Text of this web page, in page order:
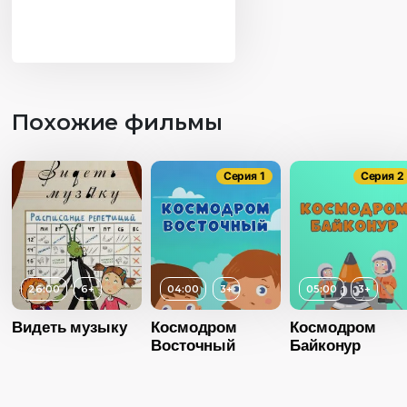
Похожие фильмы
26:00 6+
Видеть музыку
Серия 1
04:00 3+
Космодром
Восточный
Серия 2
05:00 3+
Космодром
Байконур